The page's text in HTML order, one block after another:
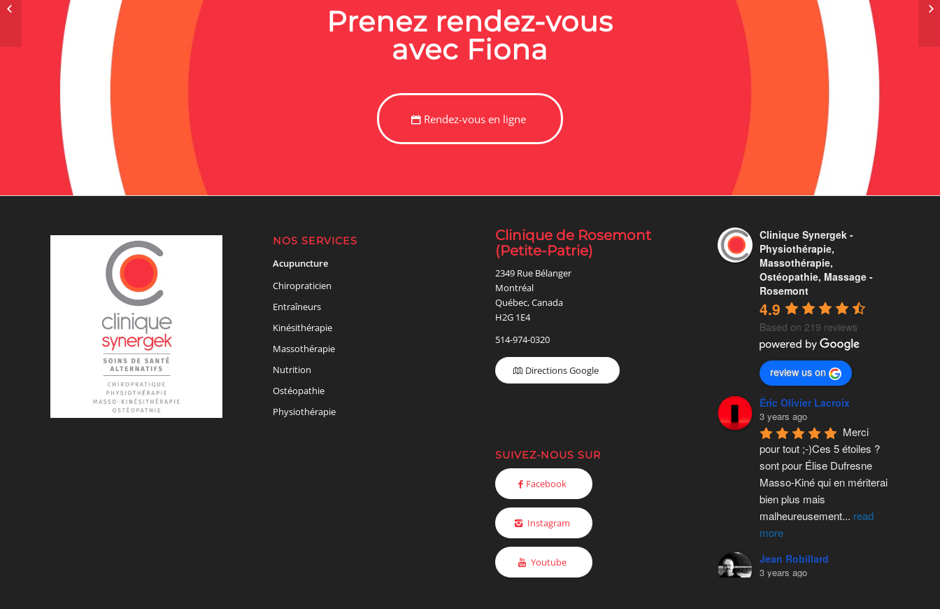
Prenez rendez-vous
avec Fiona
Rendez-vous en ligne
NOS SERVICES
Acupuncture
Chiropraticien
Entraîneurs
Kinésithérapie
Massothérapie
Nutrition
Ostéopathie
Physiothérapie
Clinique de Rosemont
(Petite-Patrie)
2349 Rue Bélanger
Montréal
Québec, Canada
H2G 1E4
514-974-0320
Directions Google
SUIVEZ-NOUS SUR
Facebook
Instagram
Youtube
Clinique Synergek -
Physiothérapie,
Massothérapie,
Ostéopathie, Massage -
Rosemont
4.9
Based on 219 reviews
review us on
Éric Olivier Lacroix
3 years ago
Merci
pour tout ;-)Ces 5 étoiles ?
sont pour Élise Dufresne
Masso-Kiné qui en mériterai
bien plus mais
malheureusement... read
more
Jean Robillard
3 years ago
Troy Courtney